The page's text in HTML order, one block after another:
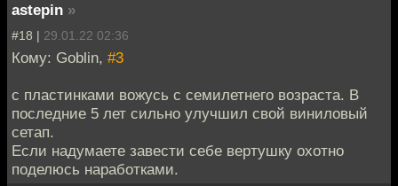
astepin »
#18 | 29.01.22 02:36
Кому: Goblin, #3
с пластинками вожусь с семилетнего возраста. В
последние 5 лет сильно улучшил свой виниловый
сетап.
Если надумаете завести себе вертушку охотно
поделюсь наработками.